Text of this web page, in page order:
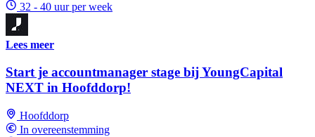
32 - 40 uur per week
Lees meer
Start je accountmanager stage bij YoungCapital
NEXT in Hoofddorp!
Hoofddorp
In overeenstemming